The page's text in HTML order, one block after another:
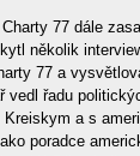
77 dále
několik
77 a
vedl řadu
a s
poradce